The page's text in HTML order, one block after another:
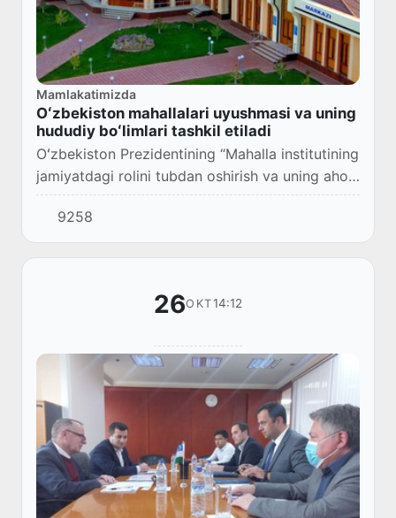
Mamlakatimizda
Oʻzbekiston mahallalari uyushmasi va uning
hududiy boʻlimlari tashkil etiladi
Oʻzbekiston Prezidentining “Mahalla institutining
jamiyatdagi rolini tubdan oshirish va uning aholi
muammolarini hal etishda birinchi boʻgʻin
sifatida ishlashini taʼminlashga qarat...
9258
26OKT14:12